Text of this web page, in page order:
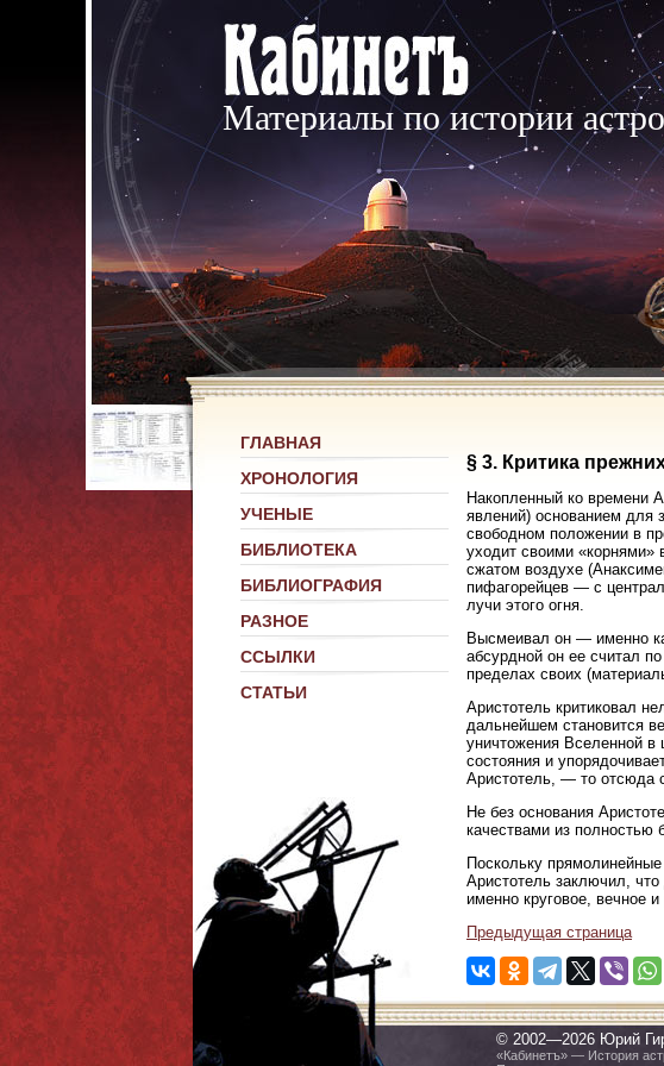
Материалы по истории
ГЛАВНАЯ
ХРОНОЛОГИЯ
УЧЕНЫЕ
БИБЛИОТЕКА
БИБЛИОГРАФИЯ
РАЗНОЕ
ССЫЛКИ
СТАТЬИ
§ 3. Критика
Накопленный ко времени
явлений) основанием для
свободном положении в
уходит своими «корнями»
сжатом воздухе
пифагорейцев — с
лучи этого огня.
Высмеивал он — именно
абсурдной он ее считал
пределах своих
Аристотель критиковал
дальнейшем становится
уничтожения Вселенной в
состояния и
Аристотель, — то отсюда
Не без основания
качествами из полностью
Поскольку
Аристотель заключил,
именно круговое, вечное
Предыдущая страница
© 2002—2026 Юрий
«Кабинетъ» — История